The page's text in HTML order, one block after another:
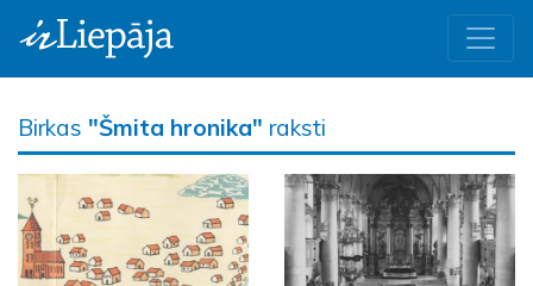
Birkas "Šmita hronika" raksti